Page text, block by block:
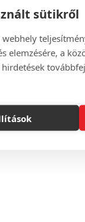
sütikről
elemzésére, a
hétköznap 8-12
szerint